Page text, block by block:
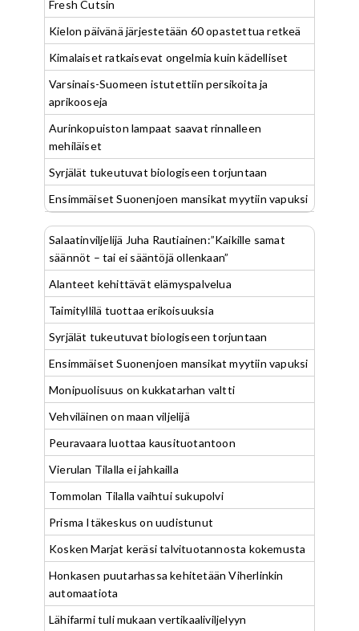
Fresh Cutsin
Kielon päivänä järjestetään 60 opastettua retkeä
Kimalaiset ratkaisevat ongelmia kuin kädelliset
Varsinais-Suomeen istutettiin persikoita ja
aprikooseja
Aurinkopuiston lampaat saavat rinnalleen
mehiläiset
Syrjälät tukeutuvat biologiseen torjuntaan
Ensimmäiset Suonenjoen mansikat myytiin vapuksi
Salaatinviljelijä Juha Rautiainen:”Kaikille samat
säännöt – tai ei sääntöjä ollenkaan”
Alanteet kehittävät elämyspalvelua
Taimityllilä tuottaa erikoisuuksia
Syrjälät tukeutuvat biologiseen torjuntaan
Ensimmäiset Suonenjoen mansikat myytiin vapuksi
Monipuolisuus on kukkatarhan valtti
Vehviläinen on maan viljelijä
Peuravaara luottaa kausituotantoon
Vierulan Tilalla ei jahkailla
Tommolan Tilalla vaihtui sukupolvi
Prisma Itäkeskus on uudistunut
Kosken Marjat keräsi talvituotannosta kokemusta
Honkasen puutarhassa kehitetään Viherlinkin
automaatiota
Lähifarmi tuli mukaan vertikaaliviljelyyn